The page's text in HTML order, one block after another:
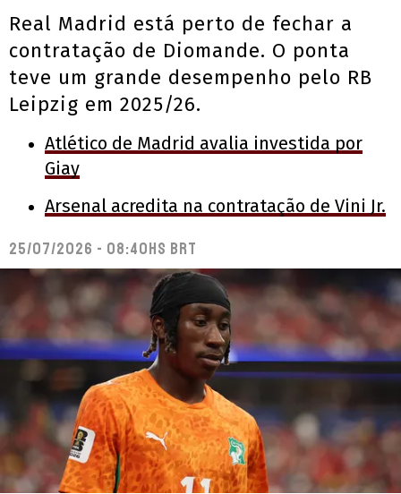
Real Madrid está perto de fechar a
contratação de Diomande. O ponta
teve um grande desempenho pelo RB
Leipzig em 2025/26.
Atlético de Madrid avalia investida por
Giay
Arsenal acredita na contratação de Vini Jr.
25/07/2026 - 08:40hs BRT